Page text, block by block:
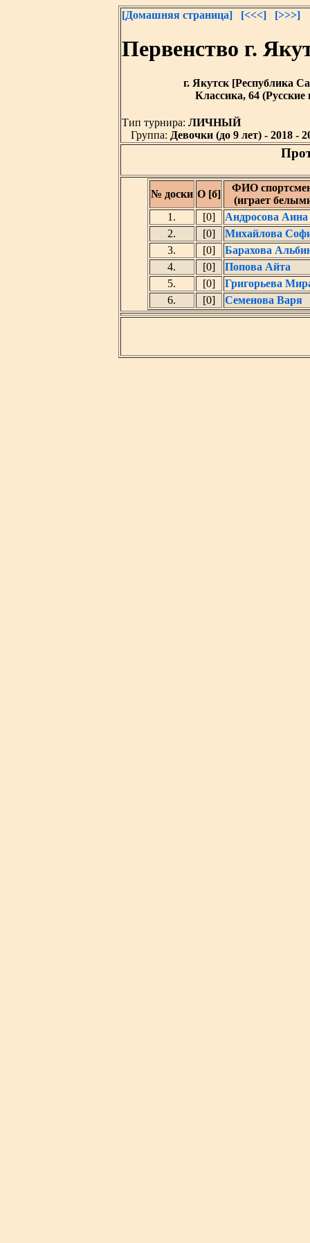
[Домашняя страница] [<<<] [>>>]
Первенство г.
г. Якутск [Республика
Классика, 64
Тип турнира: ЛИЧНЫЙ
Группа: Девочки (до 9 лет) - 2018 -
№ доски О [б]
ФИО
(играет
1.
[0]
Андросова Аина
2.
[0]
Михайлова
3.
[0]
Барахова
4.
[0]
Попова Айта
5.
[0]
Григорьева
6.
[0] Семенова Варя